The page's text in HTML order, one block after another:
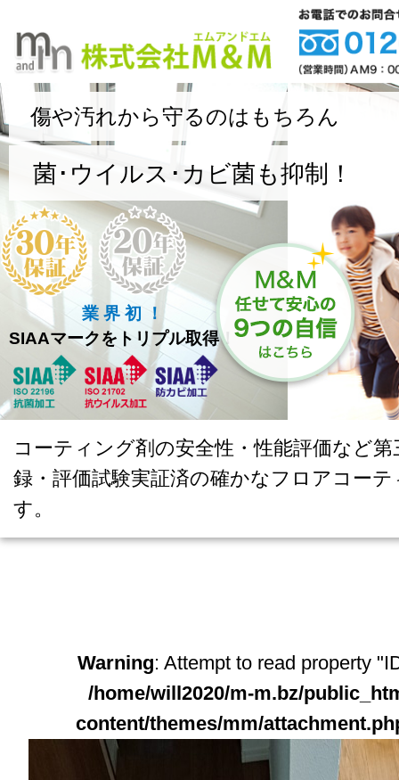
傷や汚れから守るのはもちろん
菌･ウイルス･カビ菌も抑制！
業 界 初 ！
SIAAマークをトリプル取得！
コーティング剤の安全性・性能評価など
録・評価試験実証済の確かなフロアコー
す。
Warning: Attempt to read property
/home/will2020/m-m.bz/
content/themes/mm/